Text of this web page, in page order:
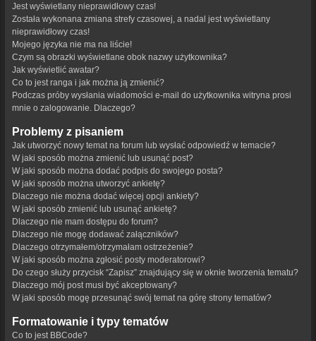
Jest wyświetlany nieprawidłowy czas!
Została wykonana zmiana strefy czasowej, a nadal jest wyświetlany
nieprawidłowy czas!
Mojego języka nie ma na liście!
Czym są obrazki wyświetlane obok nazwy użytkownika?
Jak wyświetlić awatar?
Co to jest ranga i jak można ją zmienić?
Podczas próby wysłania wiadomości e-mail do użytkownika witryna prosi
mnie o zalogowanie. Dlaczego?
Problemy z pisaniem
Jak utworzyć nowy temat na forum lub wysłać odpowiedź w temacie?
W jaki sposób można zmienić lub usunąć post?
W jaki sposób można dodać podpis do swojego posta?
W jaki sposób można utworzyć ankietę?
Dlaczego nie można dodać więcej opcji ankiety?
W jaki sposób zmienić lub usunąć ankietę?
Dlaczego nie mam dostępu do forum?
Dlaczego nie mogę dodawać załączników?
Dlaczego otrzymałem/otrzymałam ostrzeżenie?
W jaki sposób można zgłosić posty moderatorowi?
Do czego służy przycisk “Zapisz” znajdujący się w oknie tworzenia tematu?
Dlaczego mój post musi być akceptowany?
W jaki sposób mogę przesunąć swój temat na górę strony tematów?
Formatowanie i typy tematów
Co to jest BBCode?